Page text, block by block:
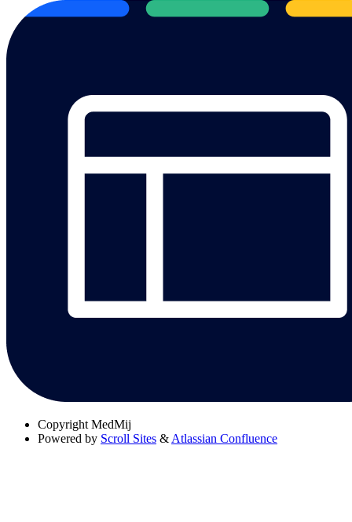
Copyright MedMij
Powered by Scroll Sites & Atlassian Confluence